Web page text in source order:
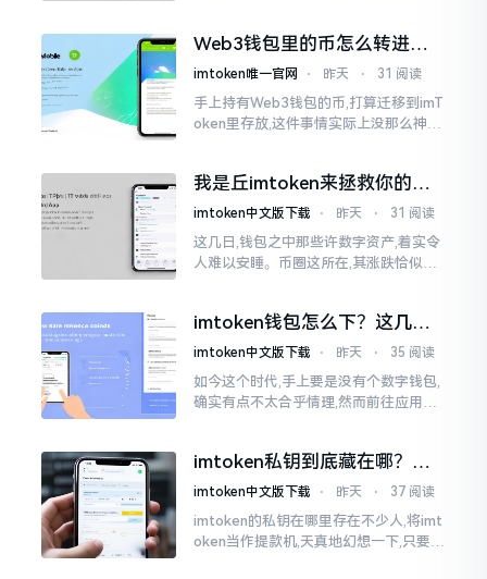
是陷阱。
Web3钱包里的币怎么转进
imToken？别慌，三步搞定
imtoken唯一官网 ⋅ 昨天 ⋅ 31 阅读
手上持有Web3钱包的币,打算迁移到imT
oken里存放,这件事情实际上没那么神秘
我是丘imtoken来拯救你的钱
包
imtoken中文版下载 ⋅ 昨天 ⋅ 31 阅读
这几日,钱包之中那些许数字资产,着实令
人难以安睡。币圈这所在,其涨跌恰似翻
堆币
imtoken钱包怎么下？这几种
靠谱路子别走歪
imtoken中文版下载 ⋅ 昨天 ⋅ 35 阅读
如今这个时代,手上要是没有个数字钱包,
确实有点不太合乎情理,然而前往应用商
似乎相似
imtoken私钥到底藏在哪？别
慌，找对地方才安心
imtoken中文版下载 ⋅ 昨天 ⋅ 37 阅读
imtoken的私钥在哪里存在不少人,将imt
oken当作提款机,天真地幻想一下,只要把